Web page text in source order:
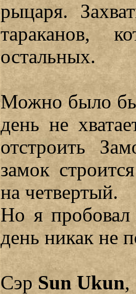
рыцаря.
тараканов,
остальных.
Можно было бы
день не
отстроить
замок
на четвертый.
Но я
день никак не
Сэр Sun Ukun,